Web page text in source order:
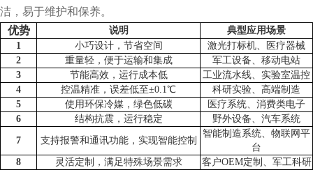
洁，易于维护和保养。
优势
说明
典型应用场景
1
小巧设计，节省空间
激光打标机、医疗器械
2
重量轻，便于运输和集成
军工设备、移动电站
3
节能高效，运行成本低
工业流水线、实验室温控
4
控温精准，误差低至±0.1℃
科研实验、高端制造
5
使用环保冷媒，绿色低碳
医疗系统、消费类电子
6
结构抗震，运行稳定 野外设备、汽车系统
7 支持报警和通讯功能，实现智能控制
智能制造系统、物联网平
台
8
灵活定制，满足特殊场景需求
客户OEM定制、军工科研